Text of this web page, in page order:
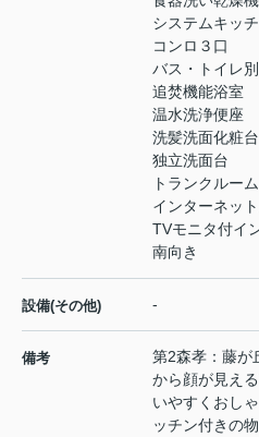
システムキッ
コンロ３口
バス・トイレ別
追焚機能浴室
温水洗浄便座
洗髪洗面化粧台
独立洗面台
トランクルーム
インターネッ
TVモニタ付イ
南向き
設備(その他) -
備考
第2森孝：藤が
から顔が見え
いやすくおし
ッチン付きの